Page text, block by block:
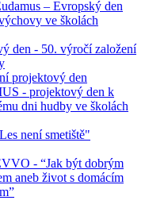
– Evropský den
ve školách
den - 50. výročí založení
projektový den
- projektový den k
dni hudby ve školách
není smetiště"
- “Jak být dobrým
aneb život s domácím